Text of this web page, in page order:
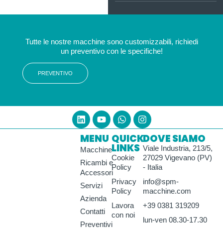
Tutte le nostre macchine sono customizzabili, richiedi
un preventivo con le specifiche!
PREVENTIVO
MENU
Macchine
Ricambi e
Accessori
Servizi
Azienda
Contatti
Preventivi
QUICK
LINKS
Cookie
Policy
Privacy
Policy
Lavora
con noi
DOVE SIAMO
Viale Industria, 213/5,
27029 Vigevano (PV)
- Italia
info@spm-
macchine.com
+39 0381 319209
lun-ven 08.30-17.30